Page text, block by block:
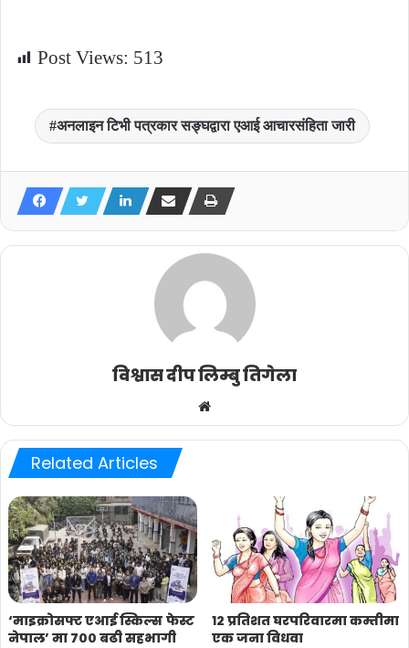
Post Views: 513
अनलाइन टिभी पत्रकार सङ्घद्वारा एआई आचारसंहिता जारी
विश्वास दीप लिम्बु तिगेला
Website
Related Articles
‘माइक्रोसफ्ट एआई स्किल्स फेस्ट
नेपाल’ मा ७०० बढी सहभागी
१२ प्रतिशत घरपरिवारमा कम्तीमा
एक जना विधवा